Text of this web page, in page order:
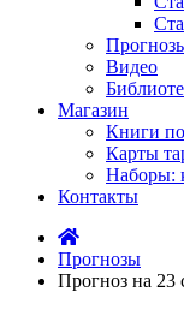
Видео
Магазин
Книги
Карты
Наборы:
Контакты
Прогнозы
Прогноз на 23